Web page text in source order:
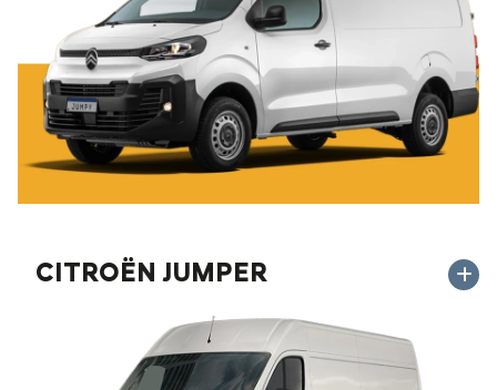
CITROËN JUMPER